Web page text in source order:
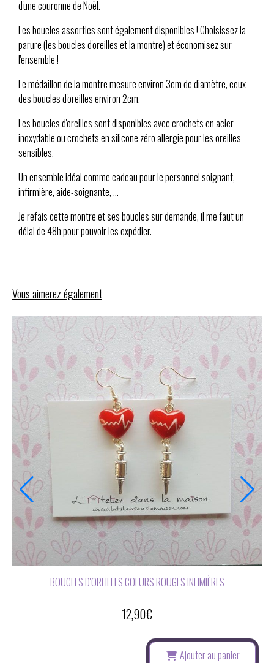
d'une couronne de Noël.
Les boucles assorties sont également disponibles ! Choisissez la
parure (les boucles d'oreilles et la montre) et économisez sur
l'ensemble !
Le médaillon de la montre mesure environ 3cm de diamètre, ceux
des boucles d'oreilles environ 2cm.
Les boucles d'oreilles sont disponibles avec crochets en acier
inoxydable ou crochets en silicone zéro allergie pour les oreilles
sensibles.
Un ensemble idéal comme cadeau pour le personnel soignant,
infirmière, aide-soignante, ...
Je refais cette montre et ses boucles sur demande, il me faut un
délai de 48h pour pouvoir les expédier.
Vous aimerez également
BOUCLES D'OREILLES COEURS ROUGES INFIMIÈRES
12,90€
Ajouter au panier